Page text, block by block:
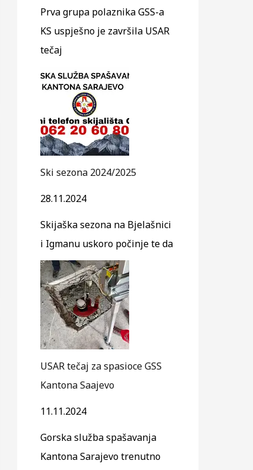
Prva grupa polaznika GSS-a
KS uspješno je završila USAR
tečaj
Ski sezona 2024/2025
28.11.2024
Skijaška sezona na Bjelašnici
i Igmanu uskoro počinje te da
USAR tečaj za spasioce GSS
Kantona Saajevo
11.11.2024
Gorska služba spašavanja
Kantona Sarajevo trenutno